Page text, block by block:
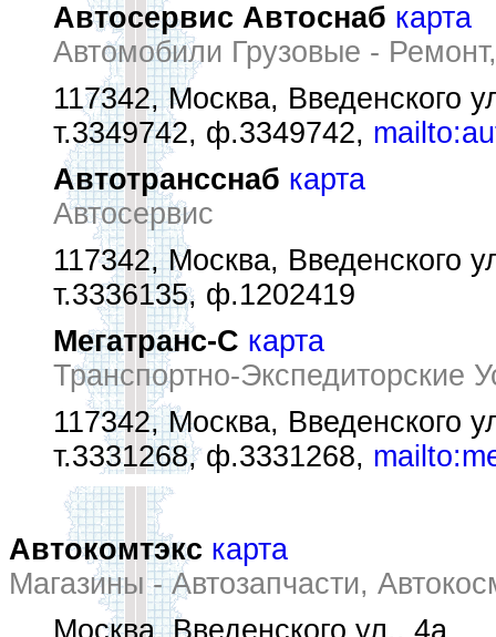
Автосервис Автоснаб карта
Автомобили Грузовые -
117342, Москва, Введенского
т.3349742, ф.3349742,
Автотрансснаб карта
Автосервис
117342, Москва, Введенского
т.3336135, ф.1202419
Мегатранс-С карта
Транспортно-Экспедиторские
117342, Москва, Введенского
т.3331268, ф.3331268,
Автокомтэкс карта
Магазины - Автозапчасти,
Москва, Введенского ул., 4а